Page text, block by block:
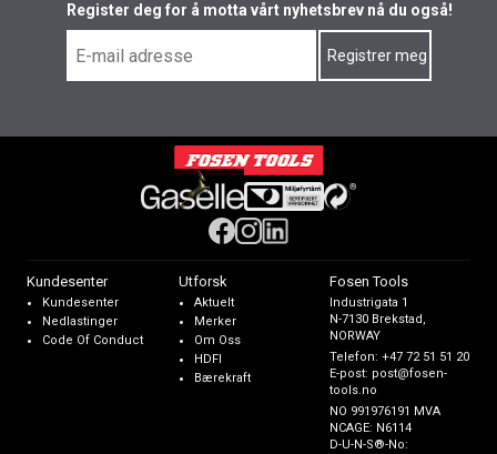
Register deg for å motta vårt nyhetsbrev nå du også!
Kundesenter
Kundesenter
Nedlastinger
Code Of Conduct
Utforsk
Aktuelt
Merker
Om Oss
HDFI
Bærekraft
Fosen Tools
Industrigata 1
N-7130 Brekstad,
NORWAY
Telefon:+47 72 51 51 20
E-post: post@fosen-
tools.no
NO 991976191 MVA
NCAGE: N6114
D-U-N-S®-No: